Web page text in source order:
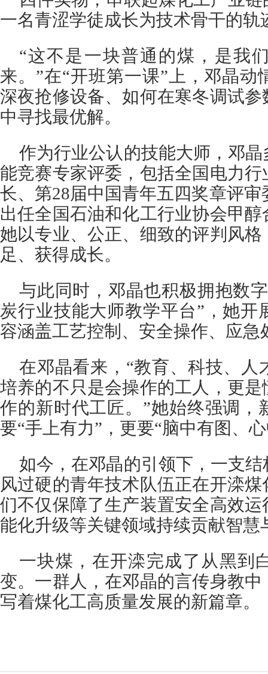
一名青涩学徒成长为技术骨干的轨
“这不是一块普通的煤，是我
来。”在“开班第一课”上，邓晶动
深夜抢修设备、如何在寒冬调试
中寻找最优解。
作为行业公认的技能大师，邓
能竞赛专家评委，包括全国电力
长、第28届中国青年五四奖章评审
出任全国石油和化工行业协会甲
她以专业、公正、细致的评判风
足、获得成长。
与此同时，邓晶也积极拥抱数
炭行业技能大师教学平台”，她开
容涵盖工艺控制、安全操作、应急
在邓晶看来，“教育、科技、人
培养的不只是会操作的工人，更
作的新时代工匠。”她始终强调，
要“手上有力”，更要“脑中有图、
如今，在邓晶的引领下，一支
风过硬的青年技术队伍正在开滦
们不仅保障了生产装置安全高效
能化升级等关键领域持续贡献智慧
一块煤，在开滦完成了从黑到
变。一群人，在邓晶的言传身教
写着煤化工高质量发展的新篇章。